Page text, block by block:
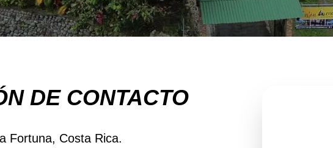
DE CONTACTO
Fortuna, Costa Rica.